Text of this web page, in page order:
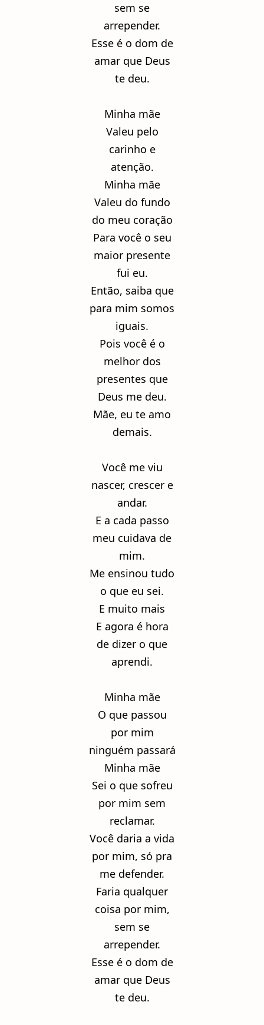
sem se
arrepender.
Esse é o dom de
amar que Deus
te deu.
Minha mãe
Valeu pelo
carinho e
atenção.
Minha mãe
Valeu do fundo
do meu coração
Para você o seu
maior presente
fui eu.
Então, saiba que
para mim somos
iguais.
Pois você é o
melhor dos
presentes que
Deus me deu.
Mãe, eu te amo
demais.
Você me viu
nascer, crescer e
andar.
E a cada passo
meu cuidava de
mim.
Me ensinou tudo
o que eu sei.
E muito mais
E agora é hora
de dizer o que
aprendi.
Minha mãe
O que passou
por mim
ninguém passará
Minha mãe
Sei o que sofreu
por mim sem
reclamar.
Você daria a vida
por mim, só pra
me defender.
Faria qualquer
coisa por mim,
sem se
arrepender.
Esse é o dom de
amar que Deus
te deu.